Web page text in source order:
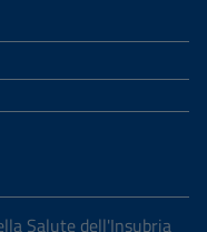
Salute dell'Insubria